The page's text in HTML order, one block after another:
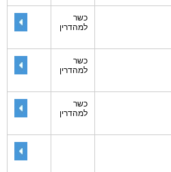
כשר
למהדרין
כשר
למהדרין
כשר
למהדרין